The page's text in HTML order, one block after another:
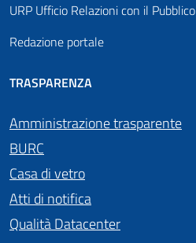
URP Ufficio Relazioni con il Pubblico
Redazione portale
TRASPARENZA
Amministrazione trasparente
BURC
Casa di vetro
Atti di notifica
Qualità Datacenter